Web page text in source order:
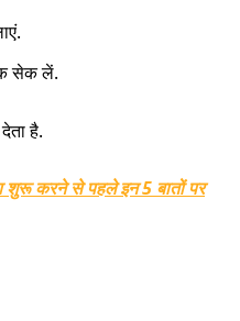
सेक लें.
है.
शुरू करने से पहले इन 5 बातों पर